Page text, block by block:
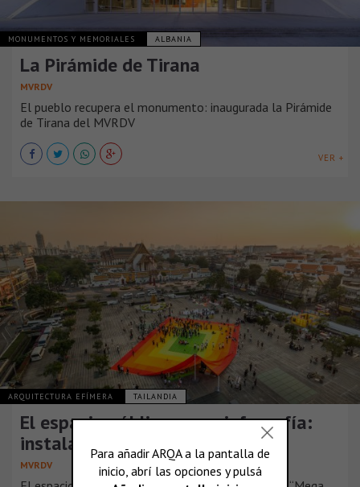
MONUMENTOS Y MEMORIALES ALBANIA
La Pirámide de Tirana
MVRDV
El pueblo recupera el monumento: inaugurada la Pirámide
de Tirana del MVRDV
VER +
ARQUITECTURA EFÍMERA TAILANDIA
El espacio público como infografía:
instalación “Mega Mat”
MVRDV